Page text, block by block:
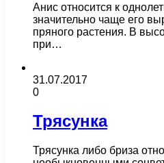
Анис относится к
значительно чаще его
пряного растения. В
при…
31.07.2017
0
Трясунка
Трясунка либо бриза